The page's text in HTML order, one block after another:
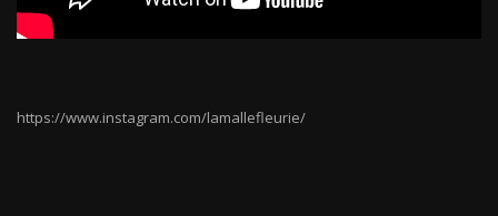
https://www.instagram.com/lamallefleurie/